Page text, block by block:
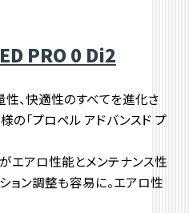
PRO 0 Di2
、快適性のすべてを進化さ
の「プロペル アドバンスド プ
エアロ性能とメンテナンス性
ョン調整も容易に。エアロ性